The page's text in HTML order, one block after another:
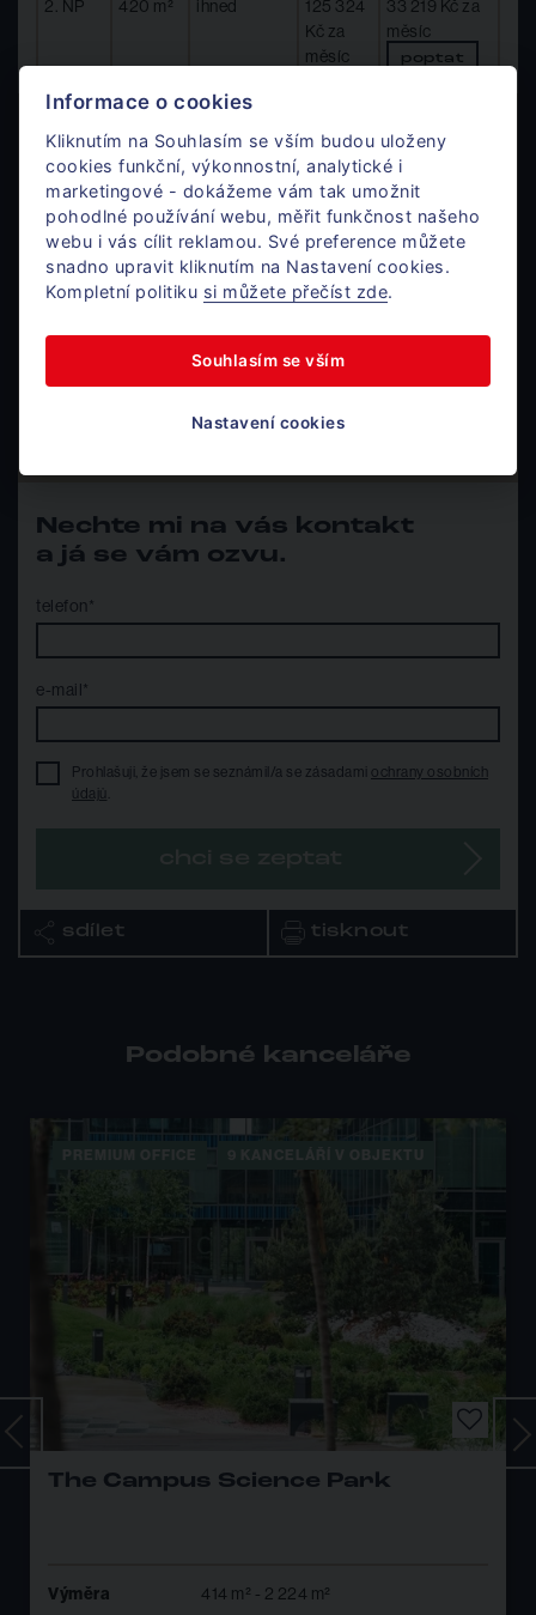
2. NP 420 m² ihned
125 324
Kč za
měsíc
33 219 Kč za
měsíc
poptat
Máte zájem?
Ozvěte se.
Mgr. Jan Dufek
Komerce
Nechte mi na vás kontakt
a já se vám ozvu.
telefon*
e-mail*
Prohlašuji, že jsem se seznámil/a se zásadami ochrany osobních
údajů
sdílet tisknout
Podobné kanceláře
Brno Business Park Offices -
Výměra 374 m² - 1 329 m²
Informace o cookies
Kliknutím na Souhlasím se vším budou uloženy
cookies funkční, výkonnostní, analytické i
marketingové - dokážeme vám tak umožnit
pohodlné používání webu, měřit funkčnost našeho
webu i vás cílit reklamou. Své preference můžete
snadno upravit kliknutím na Nastavení cookies.
Kompletní politiku si můžete přečíst zde.
Souhlasím se vším
Nastavení cookies